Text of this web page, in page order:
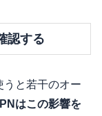
認する
と若干のオー
はこの影響を